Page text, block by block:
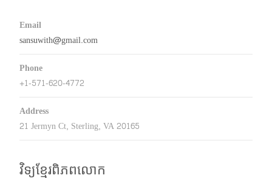
Email
sansuwith@gmail.com
Phone
+1-571-620-4772
Address
21 Jermyn Ct, Sterling, VA 20165
វិទ្យុខ្មែរពិភពលោក